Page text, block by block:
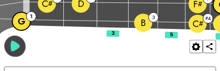
G 1 B 3
C#
#4
C# D F#